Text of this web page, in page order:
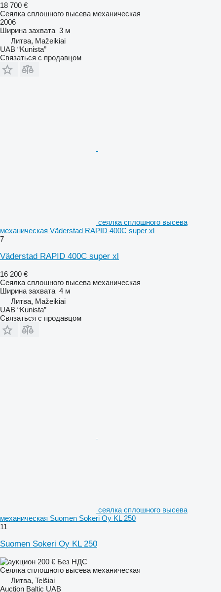
18 700 €
Сеялка сплошного высева механическая
2006
Ширина захвата 3 м
Литва, Mažeikiai
UAB “Kunista”
Связаться с продавцом
сеялка сплошного высева
механическая Väderstad RAPID 400C super xl
7
Väderstad RAPID 400C super xl
16 200 €
Сеялка сплошного высева механическая
Ширина захвата 4 м
Литва, Mažeikiai
UAB “Kunista”
Связаться с продавцом
сеялка сплошного высева
механическая Suomen Sokeri Oy KL 250
11
Suomen Sokeri Oy KL 250
200 € Без НДС
Сеялка сплошного высева механическая
Литва, Telšiai
Auction Baltic UAB